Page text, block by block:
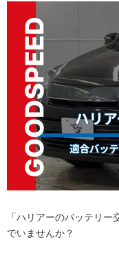
「ハリアーのバッテリ
でいませんか？